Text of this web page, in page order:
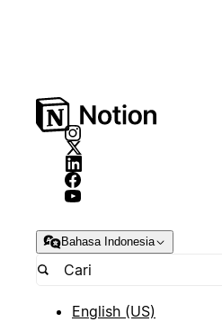
Bahasa Indonesia
English (US)